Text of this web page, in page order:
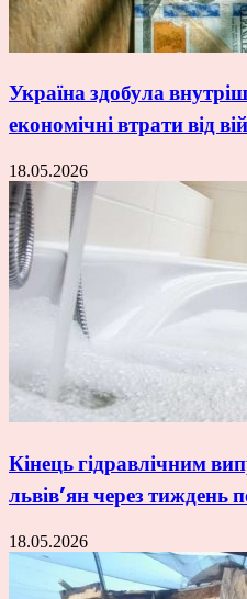
Україна здобула
економічні втрати від
18.05.2026
Кінець гідравлічним
львів’ян через тиждень
18.05.2026